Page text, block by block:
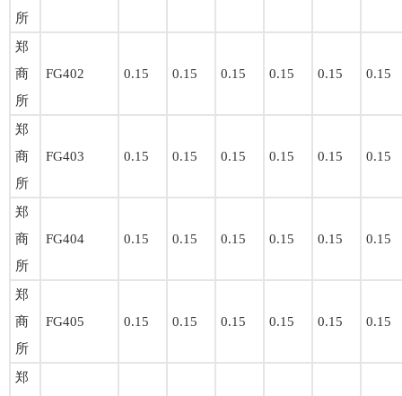
所
郑
商
所
FG402 0.15 0.15 0.15 0.15 0.15 0.15
郑
商
所
FG403 0.15 0.15 0.15 0.15 0.15 0.15
郑
商
所
FG404 0.15 0.15 0.15 0.15 0.15 0.15
郑
商
所
FG405 0.15 0.15 0.15 0.15 0.15 0.15
郑